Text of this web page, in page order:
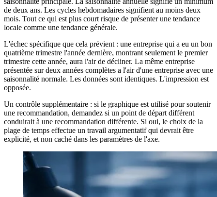
de deux ans. Les cycles hebdomadaires signifient au moins deux
mois. Tout ce qui est plus court risque de présenter une tendance
locale comme une tendance générale.
L'échec spécifique que cela prévient : une entreprise qui a eu un bon
quatrième trimestre l'année dernière, montrant seulement le premier
trimestre cette année, aura l'air de décliner. La même entreprise
présentée sur deux années complètes a l'air d'une entreprise avec une
saisonnalité normale. Les données sont identiques. L'impression est
opposée.
Un contrôle supplémentaire : si le graphique est utilisé pour soutenir
une recommandation, demandez si un point de départ différent
conduirait à une recommandation différente. Si oui, le choix de la
plage de temps effectue un travail argumentatif qui devrait être
explicité, et non caché dans les paramètres de l'axe.